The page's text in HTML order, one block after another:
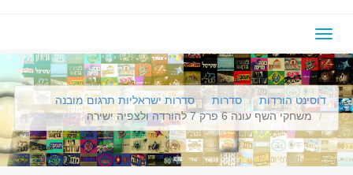
תפריט
ניווט
דוסינט הורדות סדרות
סדרות ישראליות תרגום מובנה
משחקי השף עונה 6 פרק 7 להורדה ולצפיה ישירה